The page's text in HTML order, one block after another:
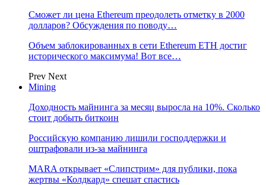
Сможет ли цена Ethereum преодолеть отметку в 2000
долларов? Обсуждения по поводу…
Объем заблокированных в сети Ethereum ETH достиг
исторического максимума! Вот все…
Prev Next
Mining
Доходность майнинга за месяц выросла на 10%. Сколько
стоит добыть биткоин
Российскую компанию лишили господдержки и
оштрафовали из-за майнинга
MARA открывает «Слипстрим» для публики, пока
жертвы «Колдкард» спешат спастись